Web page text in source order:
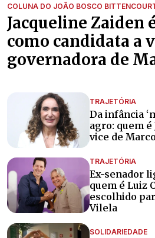
COLUNA DO JOÃO BOSCO
Jacqueline Zaiden
como candidata a
governadora de
TRAJETÓRIA
Da infância
agro: quem é
vice de
TRAJETÓRIA
Ex-senador
quem é Luiz
escolhido
Vilela
SOLIDARIEDADE